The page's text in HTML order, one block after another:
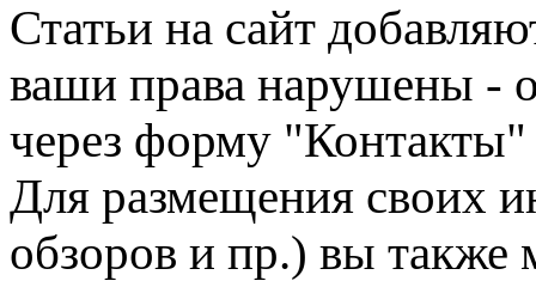
Статьи на сайт
ваши права нарушены -
через форму "Контакты"
Для размещения своих
обзоров и пр.) вы также